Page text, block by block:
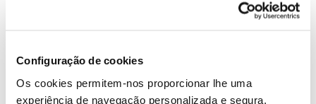
Configuração de cookies
Os cookies permitem-nos proporcionar lhe uma
experiência de navegação personalizada e segura.
lá a portabilidade!!!!